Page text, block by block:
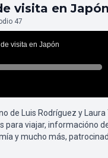
visita en Japón
47
de Luis Rodríguez y Laura
para viajar, informacióno
y mucho más,